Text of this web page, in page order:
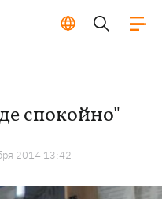
спокойно"
2014 13:42